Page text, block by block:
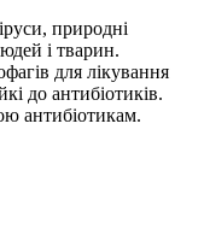
природні
і тварин.
для лікування
до антибіотиків.
антибіотикам.